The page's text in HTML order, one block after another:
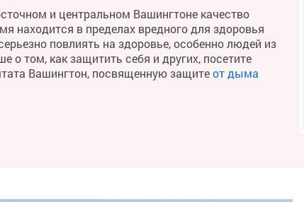
и центральном Вашингтоне качество
находится в пределах вредного для здоровья
повлиять на здоровье, особенно людей из
о том, как защитить себя и других, посетите
Вашингтон, посвященную защитеот дыма